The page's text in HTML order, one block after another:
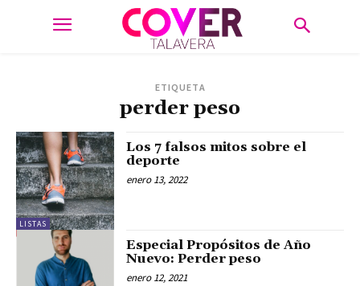
ETIQUETA
perder peso
LISTAS
Los 7 falsos mitos sobre el
deporte
enero 13, 2022
Especial Propósitos de Año
Nuevo: Perder peso
enero 12, 2021